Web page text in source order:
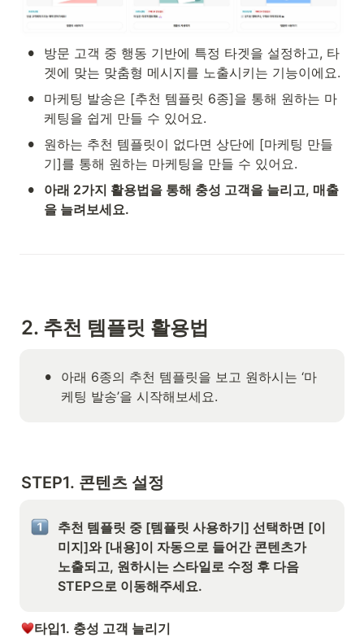
•
방문 고객 중 행동 기반에 특정 타겟을 설정하고, 타
겟에 맞는 맞춤형 메시지를 노출시키는 기능이에요.
•
마케팅 발송은 [추천 템플릿 6종]을 통해 원하는 마
케팅을 쉽게 만들 수 있어요.
•
원하는 추천 템플릿이 없다면 상단에 [마케팅 만들
기]를 통해 원하는 마케팅을 만들 수 있어요.
•
아래 2가지 활용법을 통해 충성 고객을 늘리고, 매출
을 늘려보세요.
2. 추천 템플릿 활용법
•
아래 6종의 추천 템플릿을 보고 원하시는 ‘마
케팅 발송’을 시작해보세요.
STEP1. 콘텐츠 설정
추천 템플릿 중 [템플릿 사용하기] 선택하면 [이
미지]와 [내용]이 자동으로 들어간 콘텐츠가
노출되고, 원하시는 스타일로 수정 후 다음
STEP으로 이동해주세요.
타입1. 충성 고객 늘리기